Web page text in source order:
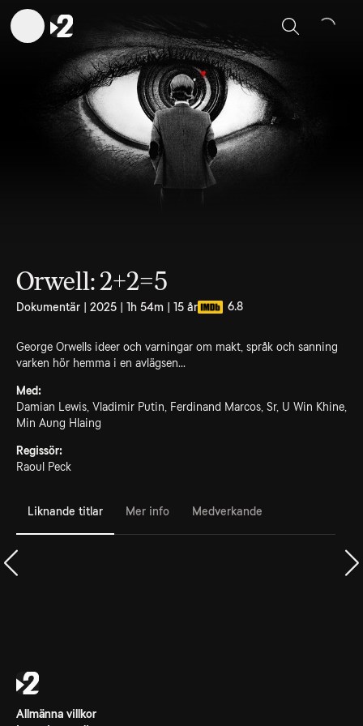
Sök
Orwell: 2+2=5
Dokumentär | 2025 | 1h 54m | 15 år 6.8
George Orwells ideer och varningar om makt, språk och sanning
varken hör hemma i en avlägsen...
Med:
Damian Lewis, Vladimir Putin, Ferdinand Marcos, Sr, U Win Khine,
Min Aung Hlaing
Regissör:
Raoul Peck
Liknande titlar Mer info Medverkande
Allmänna villkor